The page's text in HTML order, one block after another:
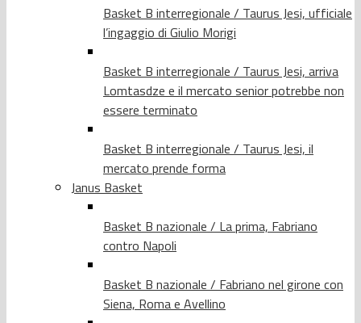
Basket B interregionale / Taurus Jesi, ufficiale
l’ingaggio di Giulio Morigi
Basket B interregionale / Taurus Jesi, arriva
Lomtasdze e il mercato senior potrebbe non
essere terminato
Basket B interregionale / Taurus Jesi, il
mercato prende forma
Janus Basket
Basket B nazionale / La prima, Fabriano
contro Napoli
Basket B nazionale / Fabriano nel girone con
Siena, Roma e Avellino